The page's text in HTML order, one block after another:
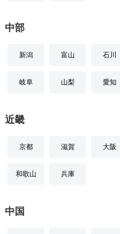
中部
新潟 富山 石川
岐阜 山梨 愛知
近畿
京都 滋賀 大阪
和歌山 兵庫
中国